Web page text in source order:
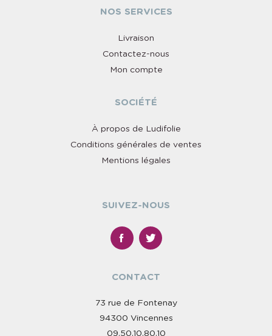
NOS SERVICES
Livraison
Contactez-nous
Mon compte
SOCIÉTÉ
À propos de Ludifolie
Conditions générales de ventes
Mentions légales
SUIVEZ-NOUS
CONTACT
73 rue de Fontenay
94300 Vincennes
09.50.10.80.10